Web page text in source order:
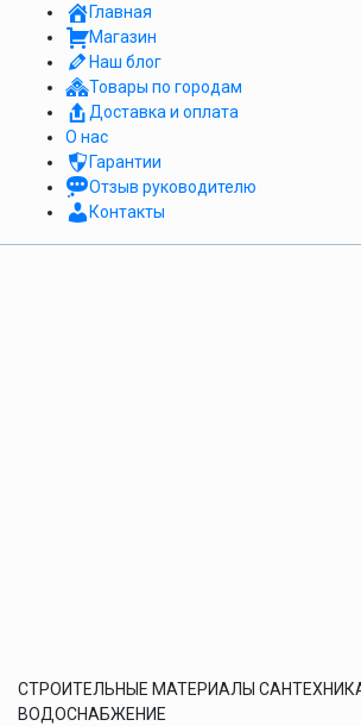
Главная
Магазин
Наш блог
Товары по городам
Доставка и оплата
О нас
Гарантии
Отзыв руководителю
Контакты
СТРОИТЕЛЬНЫЕ МАТЕРИАЛЫ
ВОДОСНАБЖЕНИЕ